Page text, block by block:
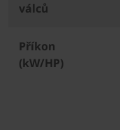
válců
Příkon
(kW/HP)